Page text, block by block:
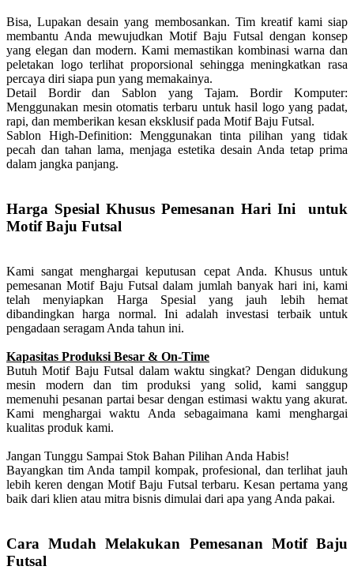
Bisa, Lupakan desain yang membosankan. Tim kreatif kami siap
membantu Anda mewujudkan Motif Baju Futsal dengan konsep
yang elegan dan modern. Kami memastikan kombinasi warna dan
peletakan logo terlihat proporsional sehingga meningkatkan rasa
percaya diri siapa pun yang memakainya.
Detail Bordir dan Sablon yang Tajam.Bordir Komputer:
Menggunakan mesin otomatis terbaru untuk hasil logo yang padat,
rapi, dan memberikan kesan eksklusif pada Motif Baju Futsal.
Sablon High-Definition: Menggunakan tinta pilihan yang tidak
pecah dan tahan lama, menjaga estetika desain Anda tetap prima
dalam jangka panjang.
Harga Spesial Khusus Pemesanan Hari Ini untuk
Motif Baju Futsal
Kami sangat menghargai keputusan cepat Anda. Khusus untuk
pemesanan Motif Baju Futsal dalam jumlah banyak hari ini, kami
telah menyiapkan Harga Spesial yang jauh lebih hemat
dibandingkan harga normal. Ini adalah investasi terbaik untuk
pengadaan seragam Anda tahun ini.
Kapasitas Produksi Besar & On-Time
Butuh Motif Baju Futsal dalam waktu singkat? Dengan didukung
mesin modern dan tim produksi yang solid, kami sanggup
memenuhi pesanan partai besar dengan estimasi waktu yang akurat.
Kami menghargai waktu Anda sebagaimana kami menghargai
kualitas produk kami.
Jangan Tunggu Sampai Stok Bahan Pilihan Anda Habis!
Bayangkan tim Anda tampil kompak, profesional, dan terlihat jauh
lebih keren dengan Motif Baju Futsal terbaru. Kesan pertama yang
baik dari klien atau mitra bisnis dimulai dari apa yang Anda pakai.
Cara Mudah Melakukan Pemesanan Motif Baju
Futsal